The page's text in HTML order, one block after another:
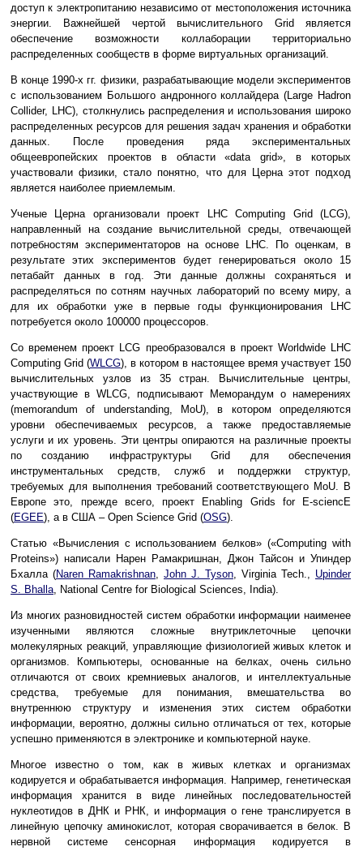
доступ к электропитанию независимо от местоположения источника
энергии. Важнейшей чертой вычислительного Grid является
обеспечение возможности коллаборации территориально
распределенных сообществ в форме виртуальных организаций.
В конце 1990-х гг. физики, разрабатывающие модели экспериментов
с использованием Большого андронного коллайдера (Large Hadron
Collider, LHC), столкнулись распределения и использования широко
распределенных ресурсов для решения задач хранения и обработки
данных. После проведения ряда экспериментальных
общеевропейских проектов в области «data grid», в которых
участвовали физики, стало понятно, что для Церна этот подход
является наиболее приемлемым.
Ученые Церна организовали проект LHC Computing Grid (LCG),
направленный на создание вычислительной среды, отвечающей
потребностям экспериментаторов на основе LHC. По оценкам, в
результате этих экспериментов будет генерироваться около 15
петабайт данных в год. Эти данные должны сохраняться и
распределяться по сотням научных лабораторий по всему миру, а
для их обработки уже в первые годы функционирования LHC
потребуется около 100000 процессоров.
Со временем проект LCG преобразовался в проект Worldwide LHC
Computing Grid (WLCG), в котором в настоящее время участвует 150
вычислительных узлов из 35 стран. Вычислительные центры,
участвующие в WLCG, подписывают Меморандум о намерениях
(memorandum of understanding, MoU), в котором определяются
уровни обеспечиваемых ресурсов, а также предоставляемые
услуги и их уровень. Эти центры опираются на различные проекты
по созданию инфраструктуры Grid для обеспечения
инструментальных средств, служб и поддержки структур,
требуемых для выполнения требований соответствующего MoU. В
Европе это, прежде всего, проект Enabling Grids for E-sciencE
(EGEE), а в США – Open Science Grid (OSG).
Статью «Вычисления с использованием белков» («Computing with
Proteins») написали Нарен Рамакришнан, Джон Тайсон и Упиндер
Бхалла (Naren Ramakrishnan, John J. Tyson, Virginia Tech., Upinder
S. Bhalla, National Centre for Biological Sciences, India).
Из многих разновидностей систем обработки информации наименее
изученными являются сложные внутриклеточные цепочки
молекулярных реакций, управляющие физиологией живых клеток и
организмов. Компьютеры, основанные на белках, очень сильно
отличаются от своих кремниевых аналогов, и интеллектуальные
средства, требуемые для понимания, вмешательства во
внутреннюю структуру и изменения этих систем обработки
информации, вероятно, должны сильно отличаться от тех, которые
успешно применяются в электронике и компьютерной науке.
Многое известно о том, как в живых клетках и организмах
кодируется и обрабатывается информация. Например, генетическая
информация хранится в виде линейных последовательностей
нуклеотидов в ДНК и РНК, и информация о гене транслируется в
линейную цепочку аминокислот, которая сворачивается в белок. В
нервной системе сенсорная информация кодируется в